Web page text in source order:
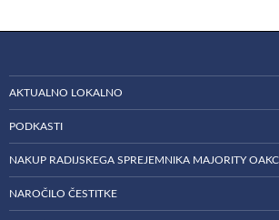
AKTUALNO LOKALNO
PODKASTI
NAKUP RADIJSKEGA SPREJEMNIKA MAJORITY
NAROČILO ČESTITKE